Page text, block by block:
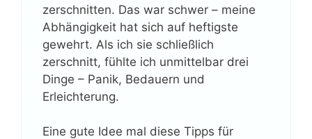
zerschnitten. Das war schwer – meine
Abhängigkeit hat sich auf heftigste
gewehrt. Als ich sie schließlich
zerschnitt, fühlte ich unmittelbar drei
Dinge – Panik, Bedauern und
Erleichterung.
Eine gute Idee mal diese Tipps für